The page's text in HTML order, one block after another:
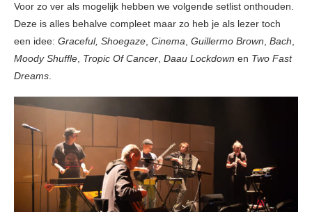
Voor zo ver als mogelijk hebben we volgende setlist onthouden.
Deze is alles behalve compleet maar zo heb je als lezer toch
een idee: Graceful, Shoegaze, Cinema, Guillermo Brown, Bach,
Moody Shuffle, Tropic Of Cancer, Daau Lockdown en Two Fast
Dreams.